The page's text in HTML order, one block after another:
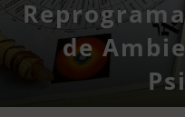
de